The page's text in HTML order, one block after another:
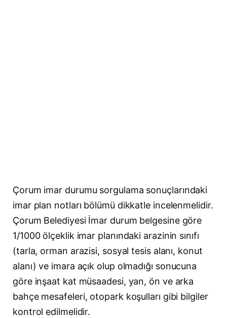
Çorum imar durumu sorgulama sonuçlarındaki
imar plan notları bölümü dikkatle incelenmelidir.
Çorum Belediyesi İmar durum belgesine göre
1/1000 ölçeklik imar planındaki arazinin sınıfı
(tarla, orman arazisi, sosyal tesis alanı, konut
alanı) ve imara açık olup olmadığı sonucuna
göre inşaat kat müsaadesi, yan, ön ve arka
bahçe mesafeleri, otopark koşulları gibi bilgiler
kontrol edilmelidir.